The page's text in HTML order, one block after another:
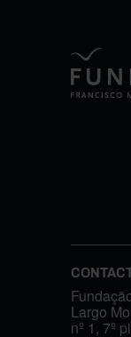
Largo
nº 1, 7º